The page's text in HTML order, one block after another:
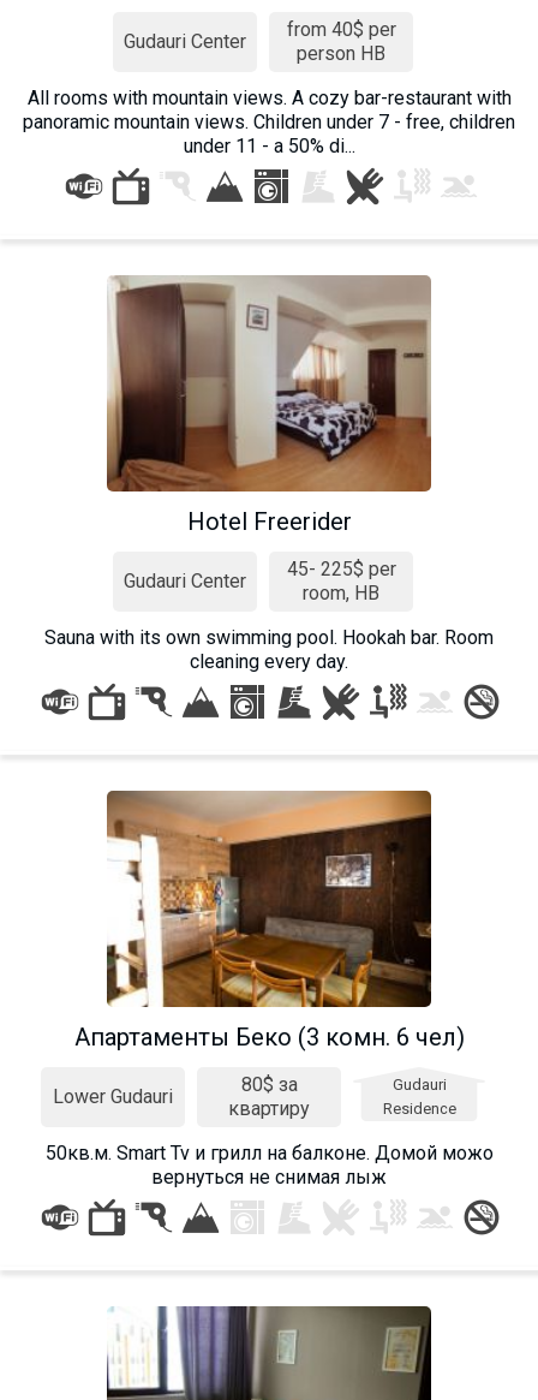
Gudauri Center
from 40$ per
person HB
All rooms with mountain views. A cozy bar-restaurant with
panoramic mountain views. Children under 7 - free, children
under 11 - a 50% di...
Hotel Freerider
Gudauri Center
45- 225$ per
room, HB
Sauna with its own swimming pool. Hookah bar. Room
cleaning every day.
Апартаменты Беко (3 комн. 6 чел)
Lower Gudauri
80$ за
квартиру
Gudauri
Residence
50кв.м. Smart Tv и грилл на балконе. Домой можо
вернуться не снимая лыж